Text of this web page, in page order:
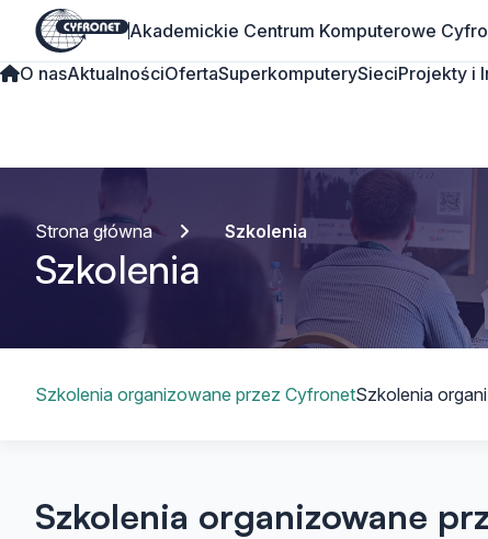
Akademickie Centrum Komputerowe
O nasAktualnościOfertaSuperkomputerySieciProjekty i
Strona główna Szkolenia
Szkolenia
Szkolenia organizowane przez CyfronetSzkolenia
Szkolenia organizowane